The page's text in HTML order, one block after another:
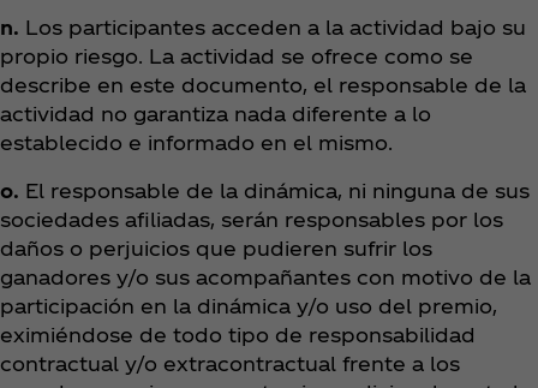
n. Los participantes acceden a la actividad bajo su
propio riesgo. La actividad se ofrece como se
describe en este documento, el responsable de la
actividad no garantiza nada diferente a lo
establecido e informado en el mismo.
o. El responsable de la dinámica, ni ninguna de sus
sociedades afiliadas, serán responsables por los
daños o perjuicios que pudieren sufrir los
ganadores y/o sus acompañantes con motivo de la
participación en la dinámica y/o uso del premio,
eximiéndose de todo tipo de responsabilidad
contractual y/o extracontractual frente a los